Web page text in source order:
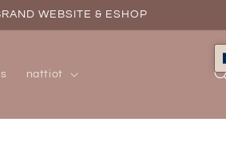
WEBSITE & ESHOP
nattiot